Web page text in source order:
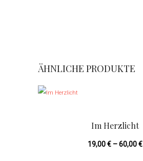
ÄHNLICHE PRODUKTE
Im Herzlicht
19,00€–60,00€